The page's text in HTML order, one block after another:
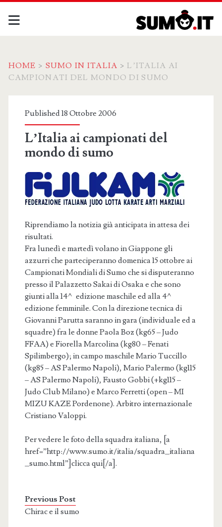
HOME > SUMO IN ITALIA >L’ITALIA AI
CAMPIONATI DEL MONDO DI SUMO
Published 18 Ottobre 2006
L’Italia ai campionati del
mondo di sumo
Riprendiamo la notizia già anticipata in attesa dei
risultati.
Fra lunedì e martedì volano in Giappone gli
azzurri che parteciperanno domenica 15 ottobre ai
Campionati Mondiali di Sumo che si disputeranno
presso il Palazzetto Sakai di Osaka e che sono
giunti alla 14^ edizione maschile ed alla 4^
edizione femminile. Con la direzione tecnica di
Giovanni Parutta saranno in gara (individuale ed a
squadre) fra le donne Paola Boz (kg65 – Judo
FFAA) e Fiorella Marcolina (kg80 – Fenati
Spilimbergo); in campo maschile Mario Tuccillo
(kg85 – AS Palermo Napoli), Mario Palermo (kg115
– AS Palermo Napoli), Fausto Gobbi (+kg115 –
Judo Club Milano) e Marco Ferretti (open – MI
MIZU KAZE Pordenone). Arbitro internazionale
Cristiano Valoppi.
Per vedere le foto della squadra italiana, [a
href=”http://www.sumo.it/italia/squadra_italiana
_sumo.html”]clicca qui[/a].
Previous Post
Chirac e il sumo